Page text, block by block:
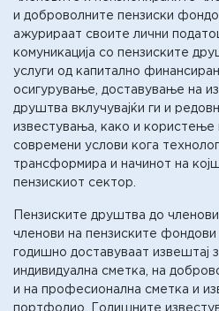
и доброволните пензиски
ажурираат своите лични
комуникација со пензиските
услуги од капитално
осигурување, доставување на
друштва вклучувајќи ги и
известувања, како и користење
современи услови кога
трансформира и начинот на
пензискиот сектор.
Пензиските друштва до
членови на пензиските
годишно доставуваат извештај
индивидуална сметка, на
и на професионална сметка и
портфолио. Годишните